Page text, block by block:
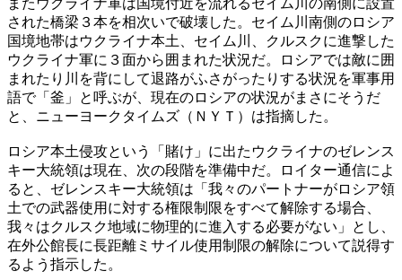
された橋梁３本を相次いで破壊した。セイム川南側のロシア
国境地帯はウクライナ本土、セイム川、クルスクに進撃した
ウクライナ軍に３面から囲まれた状況だ。ロシアでは敵に囲
まれたり川を背にして退路がふさがったりする状況を軍事用
語で「釜」と呼ぶが、現在のロシアの状況がまさにそうだ
と、ニューヨークタイムズ（ＮＹＴ）は指摘した。
ロシア本土侵攻という「賭け」に出たウクライナのゼレンス
キー大統領は現在、次の段階を準備中だ。ロイター通信によ
ると、ゼレンスキー大統領は「我々のパートナーがロシア領
土での武器使用に対する権限制限をすべて解除する場合、
我々はクルスク地域に物理的に進入する必要がない」とし、
在外公館長に長距離ミサイル使用制限の解除について説得す
るよう指示した。